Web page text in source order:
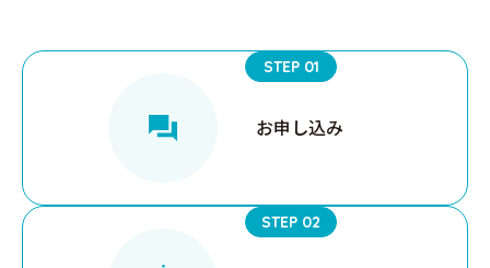
STEP 01
お申し込み
STEP 02